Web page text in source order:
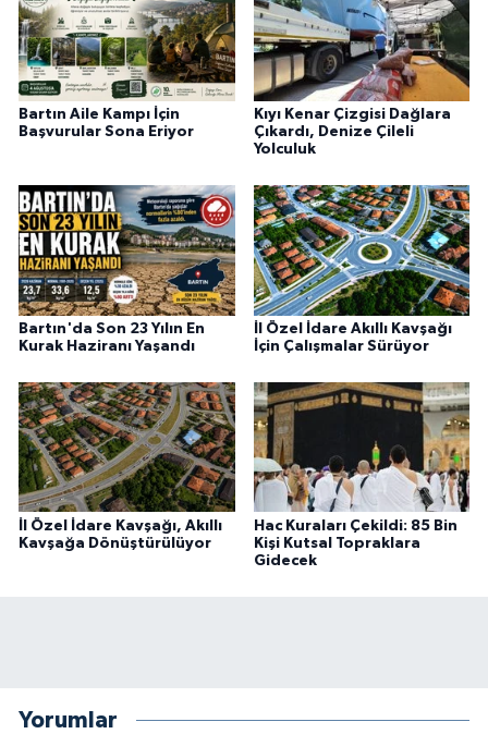
Bartın Aile Kampı İçin
Başvurular Sona Eriyor
Kıyı Kenar Çizgisi Dağlara
Çıkardı, Denize Çileli
Yolculuk
Bartın'da Son 23 Yılın En
Kurak Haziranı Yaşandı
İl Özel İdare Akıllı Kavşağı
İçin Çalışmalar Sürüyor
İl Özel İdare Kavşağı, Akıllı
Kavşağa Dönüştürülüyor
Hac Kuraları Çekildi: 85 Bin
Kişi Kutsal Topraklara
Gidecek
Yorumlar